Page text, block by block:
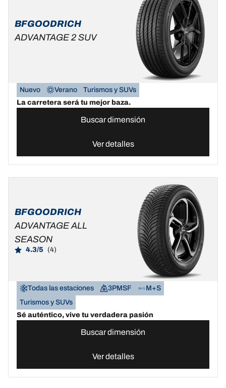
BFGOODRICH
ADVANTAGE 2 SUV
Nuevo Verano
Turismos y SUVs
La carretera será tu mejor baza.
Buscar dimensión
Ver detalles
BFGOODRICH
ADVANTAGE ALL
SEASON
4.3/5 (4)
Todas las estaciones 3PMSF
M+S
Turismos y SUVs
Sé auténtico, vive tu verdadera pasión
Buscar dimensión
Ver detalles